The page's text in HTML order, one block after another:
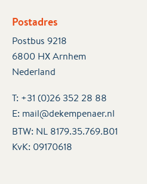
Postadres
Postbus 9218
6800 HX Arnhem
Nederland
T: +31 (0)26 352 28 88
E: mail@dekempenaer.nl
BTW: NL 8179.35.769.B01
KvK: 09170618